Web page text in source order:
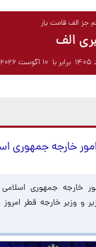
جز الف قامت یار
الف
خارجه جمهوری
خارجه جمهوری
و وزیر خارجه قطر